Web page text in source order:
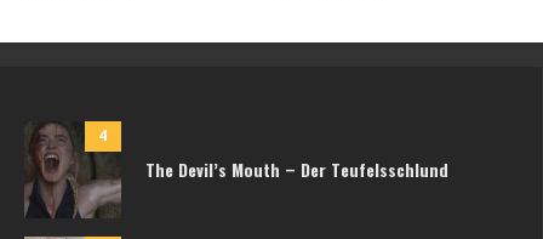
4
The Devil’s Mouth – Der Teufelsschlund